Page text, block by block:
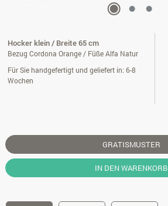
Hocker klein / Breite 65 cm
Bezug Cordona Orange / Füße Alfa Natur
Für Sie handgefertigt und geliefert in: 6-8
Wochen
GRATISMUSTER
IN DEN WARENKORB